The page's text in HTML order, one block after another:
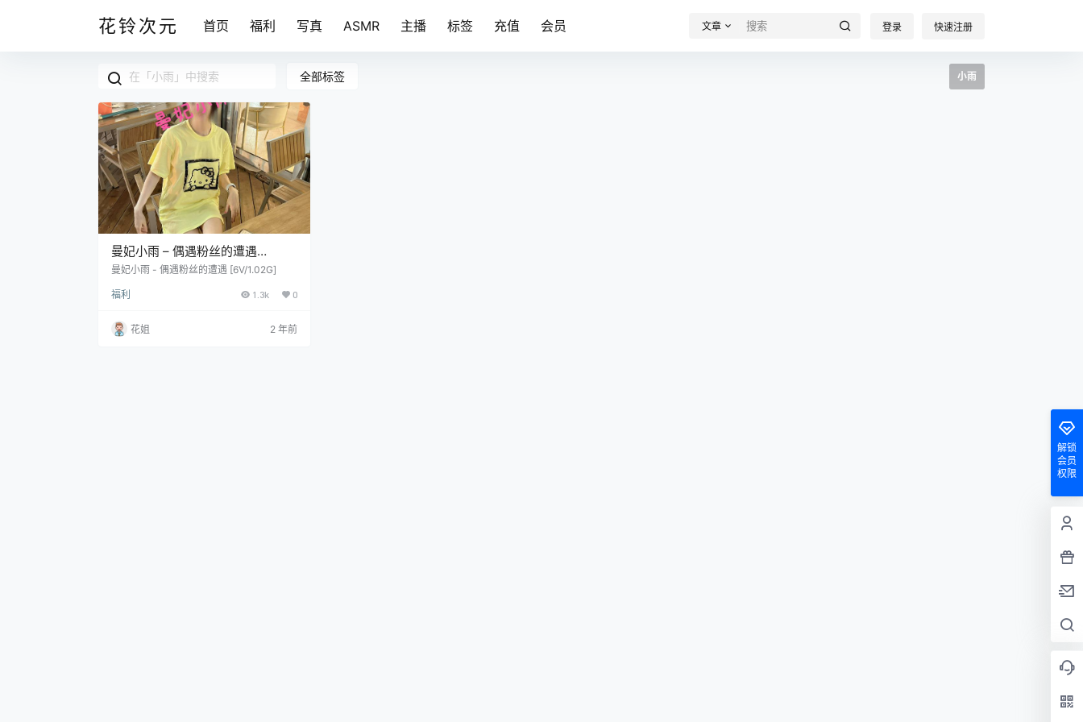
花铃次元 首页 福利 写真 ASMR 主播 标签 充值 会员 文章 登录 快速注册
全部标签 小雨
曼妃小雨 – 偶遇粉丝的遭遇
[6V/1.02G]
曼妃小雨 - 偶遇粉丝的遭遇 [6V/1.02G]
福利 1.3k 0
花姐 2 年前
解锁
会员
权限